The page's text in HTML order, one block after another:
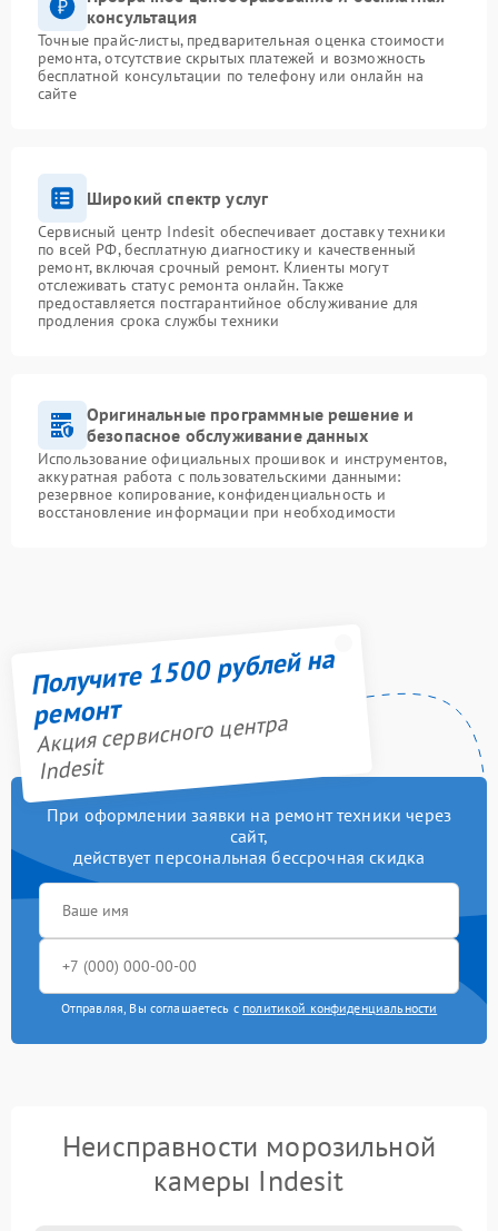
консультация
Точные прайс-листы, предварительная оценка стоимости
ремонта, отсутствие скрытых платежей и возможность
бесплатной консультации по телефону или онлайн на
сайте
Широкий спектр услуг
Сервисный центр Indesit обеспечивает доставку техники
по всей РФ, бесплатную диагностику и качественный
ремонт, включая срочный ремонт. Клиенты могут
отслеживать статус ремонта онлайн. Также
предоставляется постгарантийное обслуживание для
продления срока службы техники
Оригинальные программные решение и
безопасное обслуживание данных
Использование официальных прошивок и инструментов,
аккуратная работа с пользовательскими данными:
резервное копирование, конфиденциальность и
восстановление информации при необходимости
Получите 1500 рублей на
ремонт
Акция сервисного центра
Indesit
При оформлении заявки на ремонт техники через
сайт,
действует персональная бессрочная скидка
Отправляя, Вы соглашаетесь с политикой конфиденциальности
Неисправности морозильной
камеры Indesit